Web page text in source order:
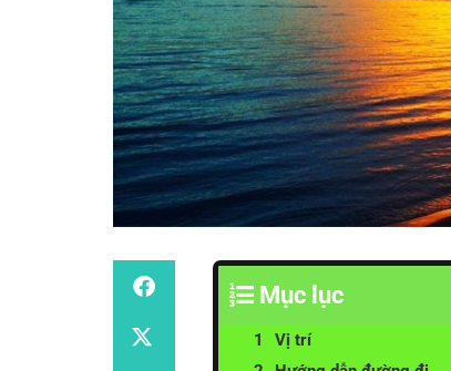
Mục lục
Vị trí